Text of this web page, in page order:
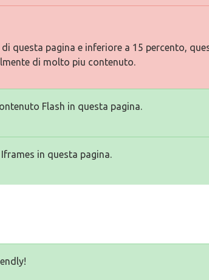
questa pagina e inferiore a 15 percento,
di molto piu contenuto.
Flash in questa pagina.
in questa pagina.